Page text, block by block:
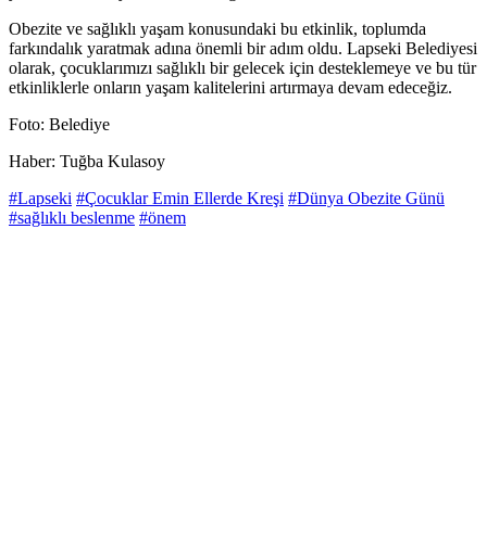
Obezite ve sağlıklı yaşam konusundaki bu etkinlik, toplumda
farkındalık yaratmak adına önemli bir adım oldu. Lapseki Belediyesi
olarak, çocuklarımızı sağlıklı bir gelecek için desteklemeye ve bu tür
etkinliklerle onların yaşam kalitelerini artırmaya devam edeceğiz.
Foto: Belediye
Haber: Tuğba Kulasoy
#Lapseki #Çocuklar Emin Ellerde Kreşi #Dünya Obezite Günü
#sağlıklı beslenme #önem